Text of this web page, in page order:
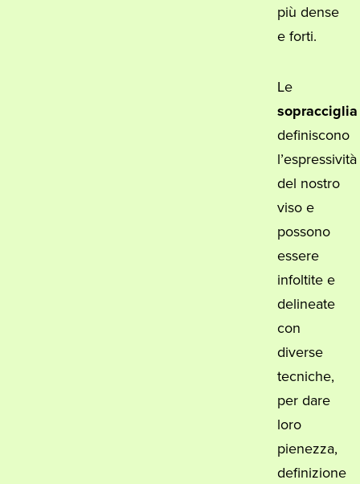
più dense
e forti.
Le
sopracciglia
definiscono
l’espressività
del nostro
viso e
possono
essere
infoltite e
delineate
con
diverse
tecniche,
per dare
loro
pienezza,
definizione